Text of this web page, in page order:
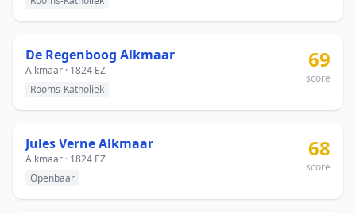
De Regenboog Alkmaar
Alkmaar · 1824 EZ
Rooms-Katholiek
69
score
Jules Verne Alkmaar
Alkmaar · 1824 EZ
Openbaar
68
score